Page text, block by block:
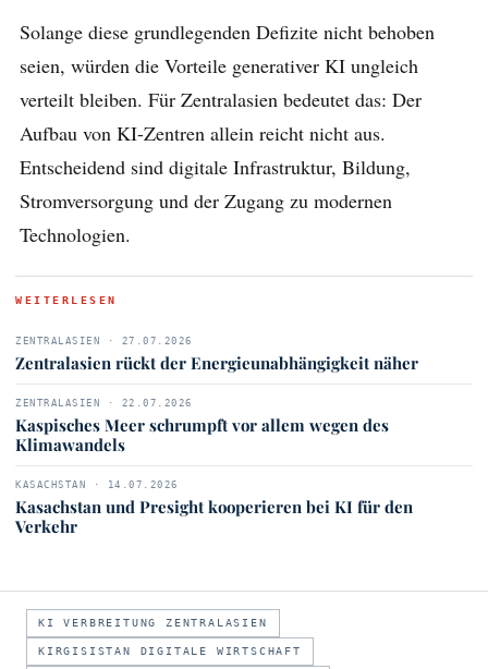
Solange diese grundlegenden Defizite nicht behoben
seien, würden die Vorteile generativer KI ungleich
verteilt bleiben. Für Zentralasien bedeutet das: Der
Aufbau von KI-Zentren allein reicht nicht aus.
Entscheidend sind digitale Infrastruktur, Bildung,
Stromversorgung und der Zugang zu modernen
Technologien.
WEITERLESEN
ZENTRALASIEN · 27.07.2026
Zentralasien rückt der Energieunabhängigkeit näher
ZENTRALASIEN · 22.07.2026
Kaspisches Meer schrumpft vor allem wegen des
Klimawandels
KASACHSTAN · 14.07.2026
Kasachstan und Presight kooperieren bei KI für den
Verkehr
KI VERBREITUNG ZENTRALASIEN
KIRGISISTAN DIGITALE WIRTSCHAFT